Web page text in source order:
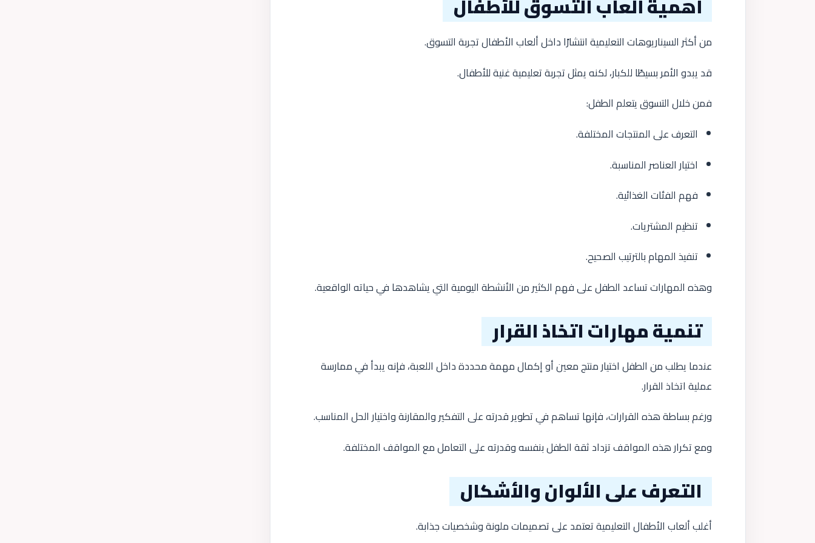
أهمية ألعاب التسوق للأطفال
من أكثر السيناريوهات التعليمية انتشارًا داخل ألعاب الأطفال تجربة التسوق.
قد يبدو الأمر بسيطًا للكبار، لكنه يمثل تجربة تعليمية غنية للأطفال.
فمن خلال التسوق يتعلم الطفل:
التعرف على المنتجات المختلفة.
اختيار العناصر المناسبة.
فهم الفئات الغذائية.
تنظيم المشتريات.
تنفيذ المهام بالترتيب الصحيح.
وهذه المهارات تساعد الطفل على فهم الكثير من الأنشطة اليومية التي يشاهدها في حياته الواقعية.
تنمية مهارات اتخاذ القرار
عندما يطلب من الطفل اختيار منتج معين أو إكمال مهمة محددة داخل اللعبة، فإنه يبدأ في ممارسة
عملية اتخاذ القرار.
ورغم بساطة هذه القرارات، فإنها تساهم في تطوير قدرته على التفكير والمقارنة واختيار الحل المناسب.
ومع تكرار هذه المواقف تزداد ثقة الطفل بنفسه وقدرته على التعامل مع المواقف المختلفة.
التعرف على الألوان والأشكال
أغلب ألعاب الأطفال التعليمية تعتمد على تصميمات ملونة وشخصيات جذابة.